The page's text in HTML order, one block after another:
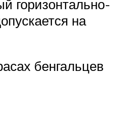
горизонтально-
на
бенгальцев